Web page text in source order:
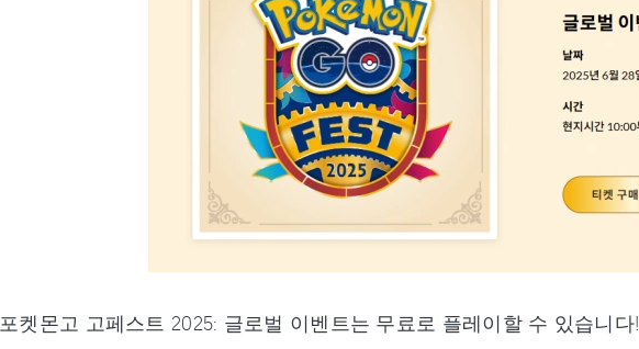
포켓몬고 고페스트 2025: 글로벌 이벤트는 무료로 플레이할 수 있습니다!